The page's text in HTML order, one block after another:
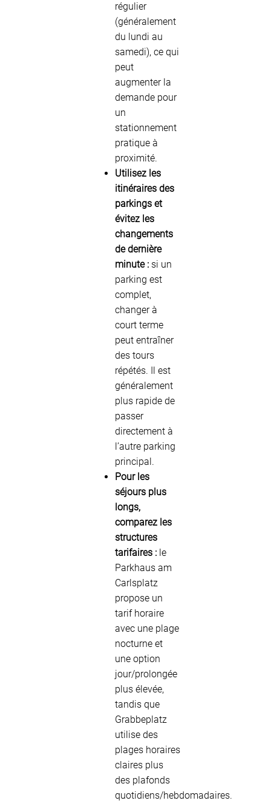
régulier
(généralement
du lundi au
samedi), ce qui
peut
augmenter la
demande pour
un
stationnement
pratique à
proximité.
Utilisez les
itinéraires des
parkings et
évitez les
changements
de dernière
minute : si un
parking est
complet,
changer à
court terme
peut entraîner
des tours
répétés. Il est
généralement
plus rapide de
passer
directement à
l’autre parking
principal.
Pour les
séjours plus
longs,
comparez les
structures
tarifaires : le
Parkhaus am
Carlsplatz
propose un
tarif horaire
avec une plage
nocturne et
une option
jour/prolongée
plus élevée,
tandis que
Grabbeplatz
utilise des
plages horaires
claires plus
des plafonds
quotidiens/hebdomadaires.